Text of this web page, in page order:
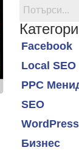
Facebook
Local SEO
PPC
SEO
WordPress
Бизнес